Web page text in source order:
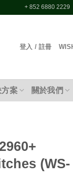
+ 852 6880
登入 / 註冊
方案 關於我們
(WS-